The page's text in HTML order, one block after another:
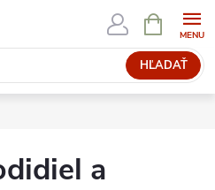
HĽADAŤ
KOŠÍK
a